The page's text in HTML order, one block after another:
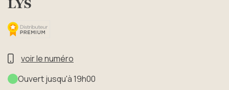
LYS
voir le numéro
Ouvert jusqu'à 19h00